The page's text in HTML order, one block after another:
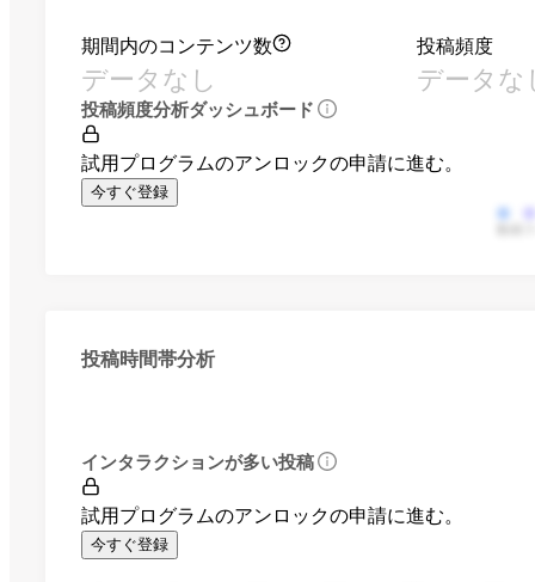
期間内のコンテンツ数
データなし
投稿頻度
データな
投稿頻度分析ダッシュボード
試用プログラムのアンロックの申請に進む。
今すぐ登録
投稿時間帯分析
インタラクションが多い投稿
試用プログラムのアンロックの申請に進む。
今すぐ登録